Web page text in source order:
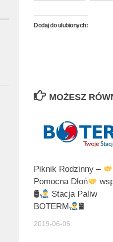
Dodaj do ulubionych:
MOŻESZ
Piknik Rodzinny –
Pomocna Dłoń
🛢
Stacja Paliw
BOTERM
🛢
2019-06-06